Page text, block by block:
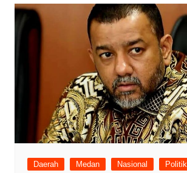
Daerah Medan Nasional Politik